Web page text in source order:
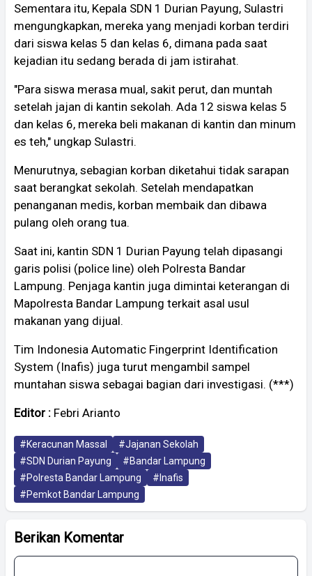
Sementara itu, Kepala SDN 1 Durian Payung, Sulastri
mengungkapkan, mereka yang menjadi korban terdiri
dari siswa kelas 5 dan kelas 6, dimana pada saat
kejadian itu sedang berada di jam istirahat.
"Para siswa merasa mual, sakit perut, dan muntah
setelah jajan di kantin sekolah. Ada 12 siswa kelas 5
dan kelas 6, mereka beli makanan di kantin dan minum
es teh," ungkap Sulastri.
Menurutnya, sebagian korban diketahui tidak sarapan
saat berangkat sekolah. Setelah mendapatkan
penanganan medis, korban membaik dan dibawa
pulang oleh orang tua.
Saat ini, kantin SDN 1 Durian Payung telah dipasangi
garis polisi (police line) oleh Polresta Bandar
Lampung. Penjaga kantin juga dimintai keterangan di
Mapolresta Bandar Lampung terkait asal usul
makanan yang dijual.
Tim Indonesia Automatic Fingerprint Identification
System (Inafis) juga turut mengambil sampel
muntahan siswa sebagai bagian dari investigasi. (***)
Editor : Febri Arianto
#Keracunan Massal
#Jajanan Sekolah
#SDN Durian Payung
#Bandar Lampung
#Polresta Bandar Lampung
#Inafis
#Pemkot Bandar Lampung
Berikan Komentar